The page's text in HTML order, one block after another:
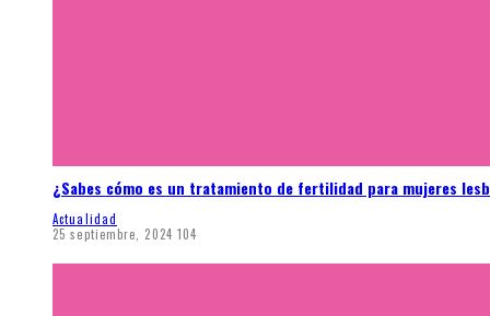
¿Sabes cómo es un tratamiento de fertilidad para mujeres
Actualidad
25 septiembre, 2024 104